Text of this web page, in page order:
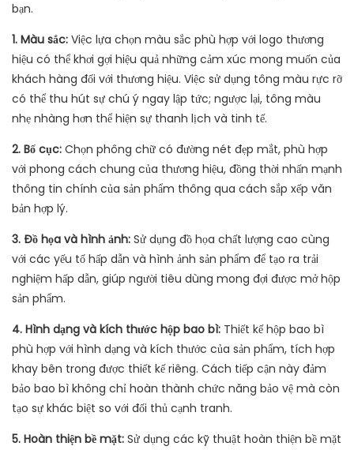
bạn.
1. Màu sắc: Việc lựa chọn màu sắc phù hợp với logo thương
hiệu có thể khơi gợi hiệu quả những cảm xúc mong muốn của
khách hàng đối với thương hiệu. Việc sử dụng tông màu rực rỡ
có thể thu hút sự chú ý ngay lập tức; ngược lại, tông màu
nhẹ nhàng hơn thể hiện sự thanh lịch và tinh tế.
2. Bố cục: Chọn phông chữ có đường nét đẹp mắt, phù hợp
với phong cách chung của thương hiệu, đồng thời nhấn mạnh
thông tin chính của sản phẩm thông qua cách sắp xếp văn
bản hợp lý.
3. Đồ họa và hình ảnh: Sử dụng đồ họa chất lượng cao cùng
với các yếu tố hấp dẫn và hình ảnh sản phẩm để tạo ra trải
nghiệm hấp dẫn, giúp người tiêu dùng mong đợi được mở hộp
sản phẩm.
4. Hình dạng và kích thước hộp bao bì: Thiết kế hộp bao bì
phù hợp với hình dạng và kích thước của sản phẩm, tích hợp
khay bên trong được thiết kế riêng. Cách tiếp cận này đảm
bảo bao bì không chỉ hoàn thành chức năng bảo vệ mà còn
tạo sự khác biệt so với đối thủ cạnh tranh.
5. Hoàn thiện bề mặt: Sử dụng các kỹ thuật hoàn thiện bề mặt